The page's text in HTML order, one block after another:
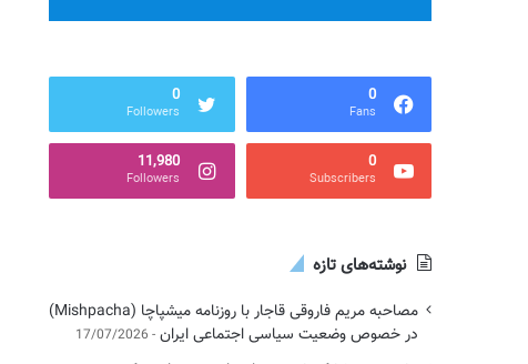
0
Fans
0
Followers
0
Subscribers
11,980
Followers
نوشته‌های تازه
مصاحبه مریم فاروقی قاجار با روزنامه میشپاچا (Mishpacha)
در خصوص وضعیت سیاسی اجتماعی ایران 17/07/2026